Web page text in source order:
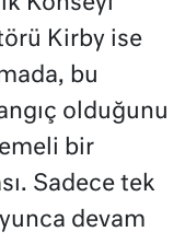
Kirby ise
bu
olduğunu
bir
Sadece tek
devam